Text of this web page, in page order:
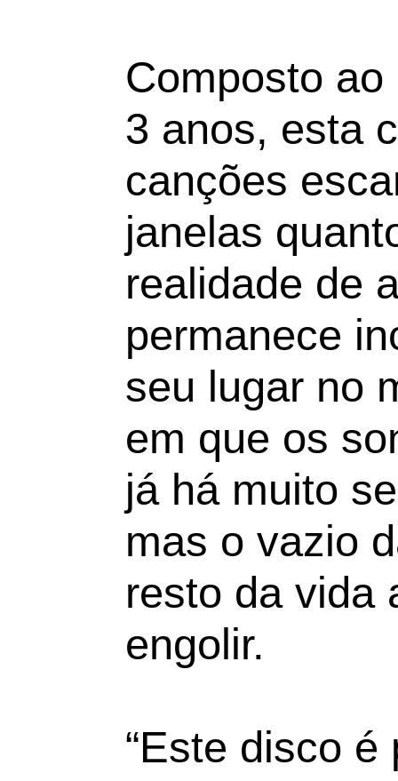
Composto
3 anos, esta
canções
janelas
realidade de
permanece
seu lugar no
em que os
já há muito
mas o vazio
resto da vida
engolir.
“Este disco